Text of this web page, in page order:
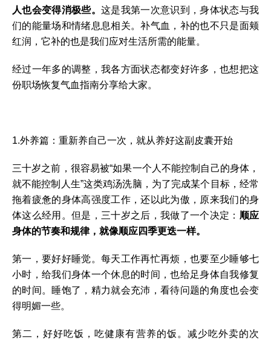
人也会变得消极些。 这是我第一次意识到，身体状态与我
们的能量场和情绪息息相关。补气血，补的也不只是面颊
红润，它补的也是我们应对生活所需的能量。
经过一年多的调整，我各方面状态都变好许多，也想把这
份职场恢复气血指南分享给大家。
1.外养篇：重新养自己一次，就从养好这副皮囊开始
三十岁之前，很容易被“如果一个人不能控制自己的身体，
就不能控制人生”这类鸡汤洗脑，为了完成某个目标，经常
拖着疲惫的身体高强度工作，还以此为傲，原来我们的身
体这么经用。但是，三十岁之后，我做了一个决定： 顺应
身体的节奏和规律，就像顺应四季更迭一样。
第一，要好好睡觉。每天工作再忙再烦，也要至少睡够七
小时，给我们身体一个休息的时间，也给足身体自我修复
的时间。睡饱了，精力就会充沛，看待问题的角度也会变
得明媚一些。
第二，好好吃饭，吃健康有营养的饭。减少吃外卖的次